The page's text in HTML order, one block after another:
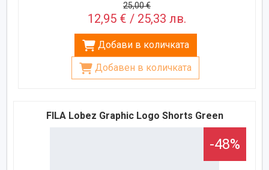
25,00 €
12,95 € / 25,33 лв.
Добави в количката
Добавен в количката
FILA Lobez Graphic Logo Shorts Green
-48%